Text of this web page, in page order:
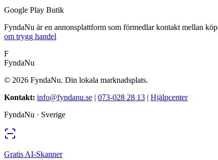
Google Play Butik
FyndaNu är en annonsplattform som förmedlar kontakt mellan
om trygg handel
F
FyndaNu
© 2026 FyndaNu. Din lokala marknadsplats.
Kontakt: info@fyndanu.se | 073-028 28 13 | Hjälpcenter
FyndaNu · Sverige
Gratis AI-Skanner